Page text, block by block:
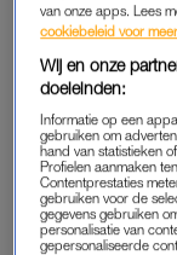
ADVERTORIAL
Zin om te
(iconische) queer
verdienen een
INTERVIEW
Maxime Meiland
seizoen en
'Het is ontploft'
van onze apps. Lees
cookiebeleid voor
Wij en onze
doeleinden:
Informatie op een
gebruiken om
hand van statistieken
Profielen aanmaken
Contentprestaties
gebruiken voor de
gegevens gebruiken
personalisatie van
gepersonaliseerde